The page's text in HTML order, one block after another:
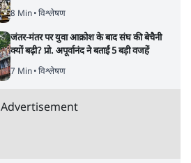
8 Min• विश्लेषण
जंतर-मंतर पर युवा आक्रोश के बाद संघ की बेचैनी
क्यों बढ़ी? प्रो. अपूर्वानंद ने बताईं 5 बड़ी वजहें
7 Min• विश्लेषण
Advertisement